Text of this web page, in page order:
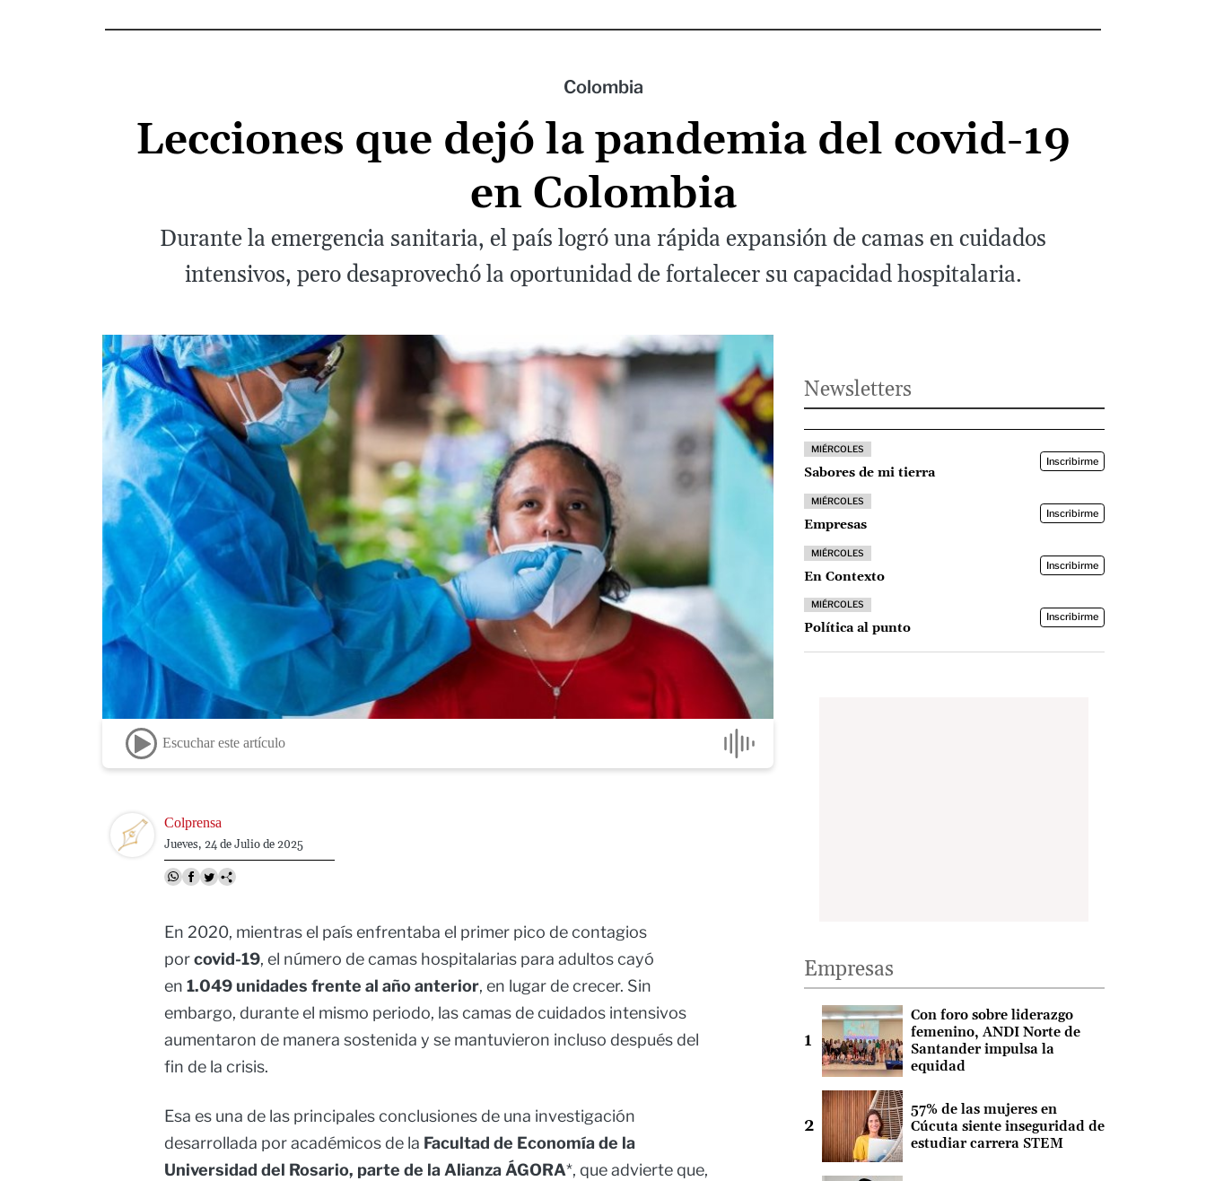
Colombia
Lecciones que dejó la pandemia del covid-19
en Colombia
Durante la emergencia sanitaria, el país logró una rápida expansión de camas en cuidados
intensivos, pero desaprovechó la oportunidad de fortalecer su capacidad hospitalaria.
Escuchar este artículo
Image Colprensa
Jueves, 24 de Julio de 2025
En 2020, mientras el país enfrentaba el primer pico de contagios
porcovid-19, el número de camas hospitalarias para adultos cayó
en 1.049 unidades frente al año anterior, en lugar de crecer. Sin
embargo, durante el mismo periodo, las camas de cuidados intensivos
aumentaron de manera sostenida y se mantuvieron incluso después del
fin de la crisis.
Esa es una de las principales conclusiones de una investigación
desarrollada por académicos de la Facultad de Economía de la
Universidad del Rosario, parte de la Alianza ÁGORA*, que advierte que,
Newsletters
MIÉRCOLES
Sabores de mi tierra
Inscribirme
MIÉRCOLES
Empresas
Inscribirme
MIÉRCOLES
En Contexto
Inscribirme
MIÉRCOLES
Política al punto
Inscribirme
Empresas
Con foro sobre liderazgo
femenino, ANDI Norte de
Santander impulsa la
equidad
57% de las mujeres en
Cúcuta siente inseguridad de
estudiar carrera STEM